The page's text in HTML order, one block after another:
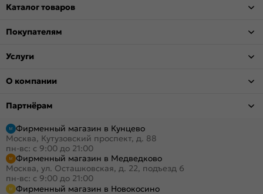
Каталог товаров
Покупателям
Услуги
О компании
Партнёрам
Фирменный магазин в Кунцево
Москва, Кутузовский проспект, д. 88
пн-вс: с 9:00 до 21:00
Фирменный магазин в Медведково
Москва, ул. Осташковская, д. 22, подъезд 6
пн-вс: с 9:00 до 21:00
Фирменный магазин в Новокосино